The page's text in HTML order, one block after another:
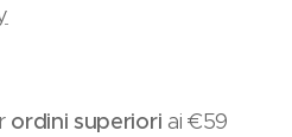
ordini superiori ai €59